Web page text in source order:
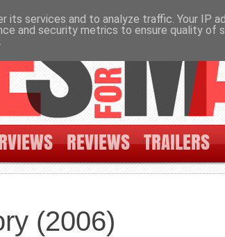
REVIEWS TRAILERS
(2006)
its services and to analyze traffic. Your IP
and security metrics to ensure quality of